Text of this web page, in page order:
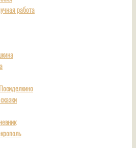
работа